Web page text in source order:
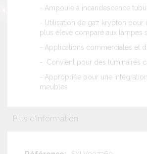
- Ampoule à incandescence
- Utilisation de gaz krypton pour
plus élevé comparé aux lampes
- Applications commerciales et
- Convient pour des luminaires
- Appropriée pour une
meubles
Plus d'information